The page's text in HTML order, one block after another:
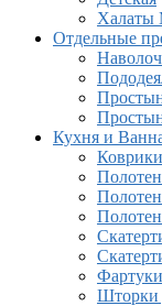
Халаты
Отдельные
Кухня и
Шторки